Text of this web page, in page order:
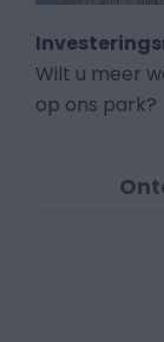
Wilt u meer
op ons park?